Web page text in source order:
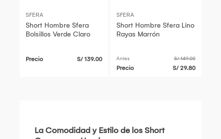
SFERA
Short Hombre Sfera
Bolsillos Verde Claro
Precio S/ 139.00
SFERA
Short Hombre Sfera Lino
Rayas Marrón
Antes S/ 149.00
Precio S/ 29.80
La Comodidad y Estilo de los Short